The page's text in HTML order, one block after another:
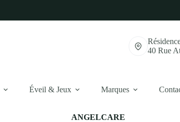
40 Rue
Éveil & Jeux Marques
ANGELCARE